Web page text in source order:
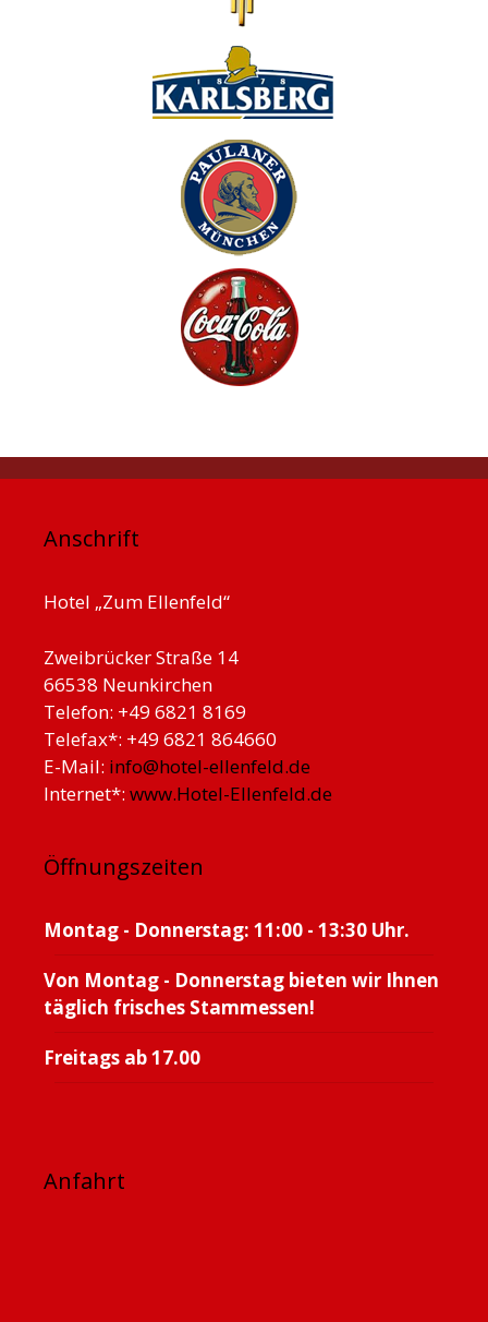
Anschrift
Hotel „Zum Ellenfeld“
Zweibrücker Straße 14
66538 Neunkirchen
Telefon: +49 6821 8169
Telefax*: +49 6821 864660
E-Mail: info@hotel-ellenfeld.de
Internet*: www.Hotel-Ellenfeld.de
Öffnungszeiten
Montag - Donnerstag: 11:00 - 13:30 Uhr.
Von Montag - Donnerstag bieten wir Ihnen
täglich frisches Stammessen!
Freitags ab 17.00
Anfahrt